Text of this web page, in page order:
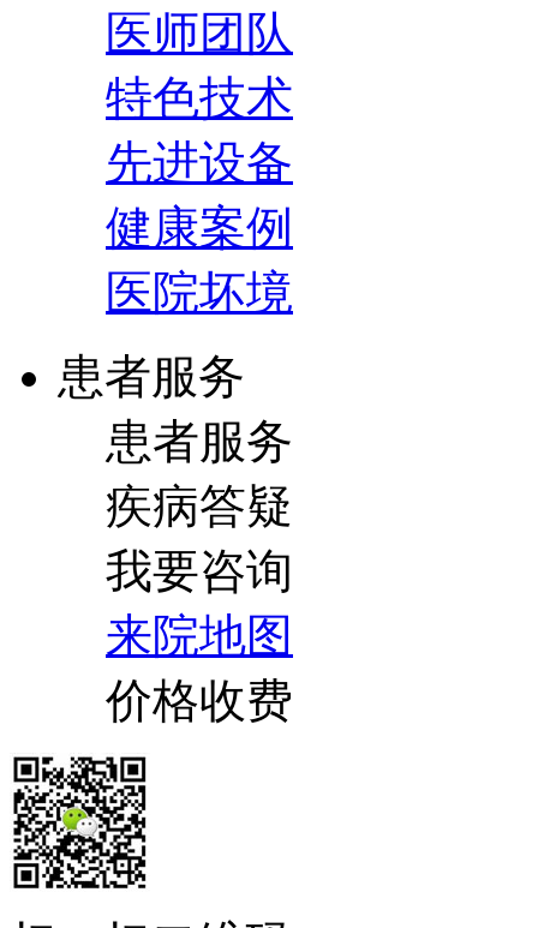
医师团队
特色技术
先进设备
健康案例
医院坏境
患者服务
患者服务
疾病答疑
我要咨询
来院地图
价格收费